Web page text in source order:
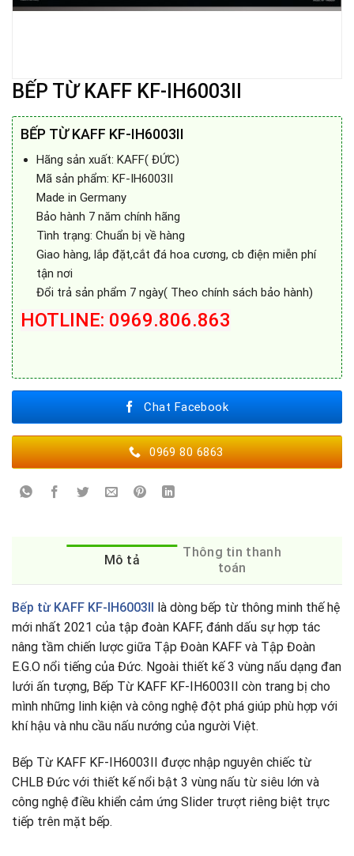
BẾP TỪ KAFF KF-IH6003II
BẾP TỪ KAFF KF-IH6003II
Hãng sản xuất: KAFF( ĐỨC)
Mã sản phẩm: KF-IH6003II
Made in Germany
Bảo hành 7 năm chính hãng
Tình trạng: Chuẩn bị về hàng
Giao hàng, lắp đặt,cắt đá hoa cương, cb điện miễn phí
tận nơi
Đổi trả sản phẩm 7 ngày( Theo chính sách bảo hành)
HOTLINE: 0969.806.863
Chat Facebook
0969 80 6863
Mô tả
Thông tin thanh
toán
Bếp từ KAFF KF-IH6003II
là dòng bếp từ thông minh thế hệ
mới nhất 2021 của tập đoàn KAFF, đánh dấu sự hợp tác
nâng tầm chiến lược giữa Tập Đoàn KAFF và Tập Đoàn
E.G.O nổi tiếng của Đức. Ngoài thiết kế 3 vùng nấu dạng đan
lưới ấn tượng, Bếp Từ KAFF KF-IH6003II còn trang bị cho
mình những linh kiện và công nghệ đột phá giúp phù hợp với
khí hậu và nhu cầu nấu nướng của người Việt.
Bếp Từ KAFF KF-IH6003II được nhập nguyên chiếc từ
CHLB Đức với thiết kế nổi bật 3 vùng nấu từ siêu lớn và
công nghệ điều khiển cảm ứng Slider trượt riêng biệt trực
tiếp trên mặt bếp.